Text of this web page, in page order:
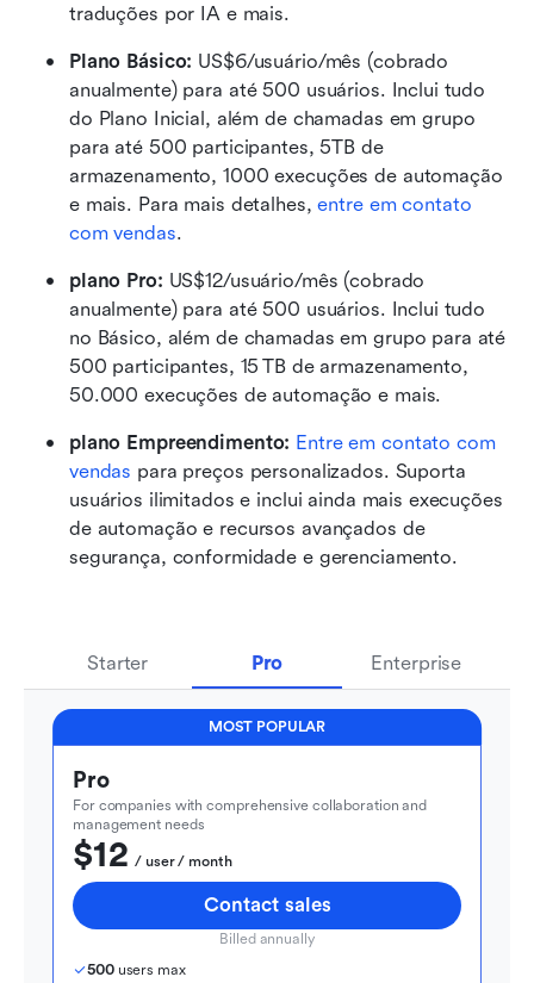
traduções por IA e mais.
Plano Básico: US$6/usuário/mês (cobrado
anualmente) para até 500 usuários. Inclui tudo
do Plano Inicial, além de chamadas em grupo
para até 500 participantes, 5TB de
armazenamento, 1000 execuções de automação
e mais. Para mais detalhes, entre em contato
com vendas.
plano Pro: US$12/usuário/mês (cobrado
anualmente) para até 500 usuários. Inclui tudo
no Básico, além de chamadas em grupo para até
500 participantes, 15 TB de armazenamento,
50.000 execuções de automação e mais.
plano Empreendimento: Entre em contato com
vendas para preços personalizados. Suporta
usuários ilimitados e inclui ainda mais execuções
de automação e recursos avançados de
segurança, conformidade e gerenciamento.
Starter Pro Enterprise
MOST POPULAR
Pro
For companies with comprehensive collaboration and
management needs
$12
  / user / month
Contact sales
Billed annually
500 users max